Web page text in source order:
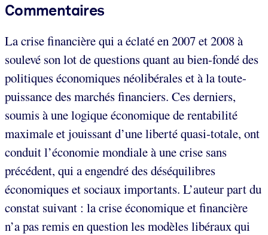
Commentaires
La crise financière qui a éclaté en 2007 et 2008 à
soulevé son lot de questions quant au bien-fondé des
politiques économiques néolibérales et à la toute-
puissance des marchés financiers. Ces derniers,
soumis à une logique économique de rentabilité
maximale et jouissant d’une liberté quasi-totale, ont
conduit l’économie mondiale à une crise sans
précédent, qui a engendré des déséquilibres
économiques et sociaux importants. L’auteur part du
constat suivant : la crise économique et financière
n’a pas remis en question les modèles libéraux qui